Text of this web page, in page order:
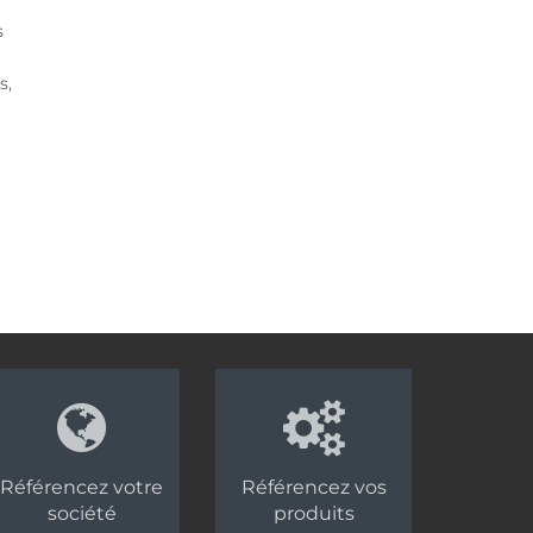
Référencez votre
société
Référencez vos
produits